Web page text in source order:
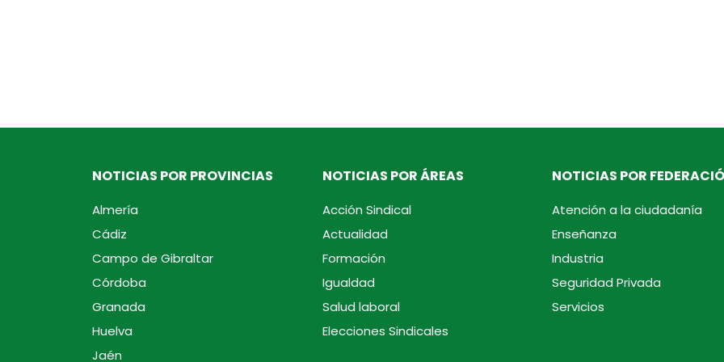
NOTICIAS POR PROVINCIAS
Almería
Cádiz
Campo de Gibraltar
Córdoba
Granada
Huelva
Jaén
NOTICIAS POR ÁREAS
Acción Sindical
Actualidad
Formación
Igualdad
Salud laboral
Elecciones Sindicales
NOTICIAS POR
Atención a la ciudadanía
Enseñanza
Industria
Seguridad Privada
Servicios